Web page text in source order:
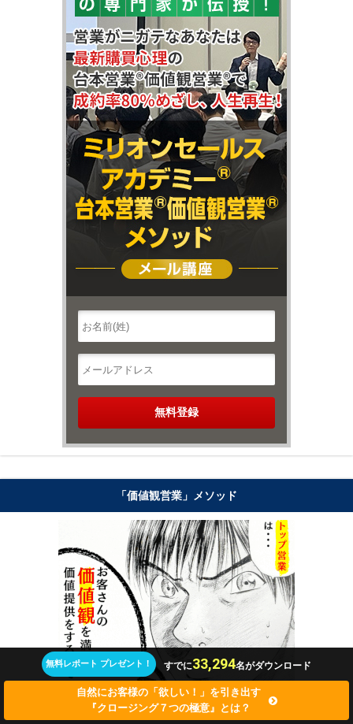
「価値観営業」メソッド
無料レポート プレゼント！ すでに33,294名がダウンロード
自然にお客様の「欲しい！」を引き出す
『クロージング７つの極意』とは？